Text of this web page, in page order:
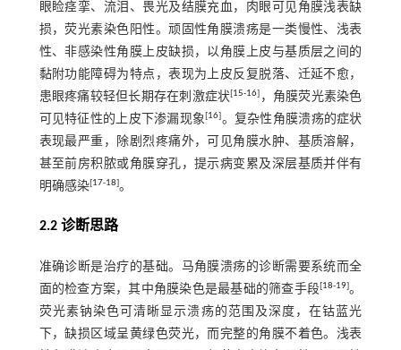
眼睑痉挛、流泪、畏光及结膜充血，肉眼可见角膜浅表缺
损，荧光素染色阳性。顽固性角膜溃疡是一类慢性、浅表
性、非感染性角膜上皮缺损，以角膜上皮与基质层之间的
黏附功能障碍为特点，表现为上皮反复脱落、迁延不愈，
患眼疼痛较轻但长期存在刺激症状[15-16] ，角膜荧光素染色
可见特征性的上皮下渗漏现象[16]。复杂性角膜溃疡的症状
表现最严重，除剧烈疼痛外，可见角膜水肿、基质溶解，
甚至前房积脓或角膜穿孔，提示病变累及深层基质并伴有
明确感染[17-18]。
2.2 诊断思路
准确诊断是治疗的基础。马角膜溃疡的诊断需要系统而全
面的检查方案，其中角膜染色是最基础的筛查手段[18-19]。
荧光素钠染色可清晰显示溃疡的范围及深度，在钴蓝光
下，缺损区域呈黄绿色荧光，而完整的角膜不着色。浅表